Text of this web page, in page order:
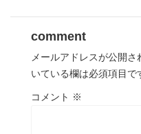
comment
メールアドレスが公開さ
いている欄は必須項目で
コメント ※